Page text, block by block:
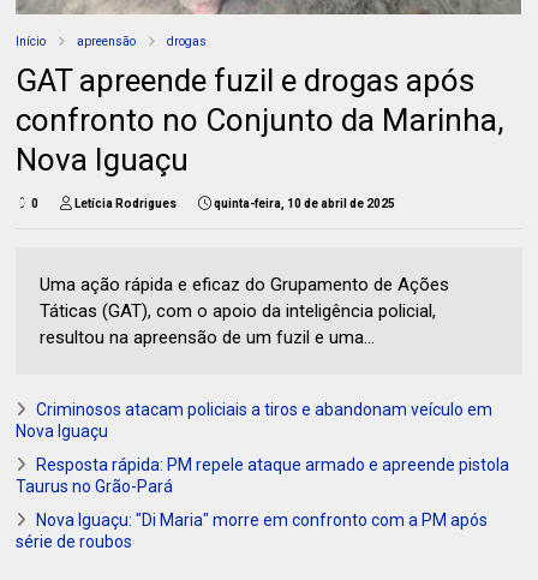
Início apreensão drogas
GAT apreende fuzil e drogas após
confronto no Conjunto da Marinha,
Nova Iguaçu
0 Letícia Rodrigues quinta-feira, 10 de abril de 2025
Uma ação rápida e eficaz do Grupamento de Ações
Táticas (GAT), com o apoio da inteligência policial,
resultou na apreensão de um fuzil e uma...
Criminosos atacam policiais a tiros e abandonam veículo em
Nova Iguaçu
Resposta rápida: PM repele ataque armado e apreende pistola
Taurus no Grão-Pará
Nova Iguaçu: "Di Maria" morre em confronto com a PM após
série de roubos